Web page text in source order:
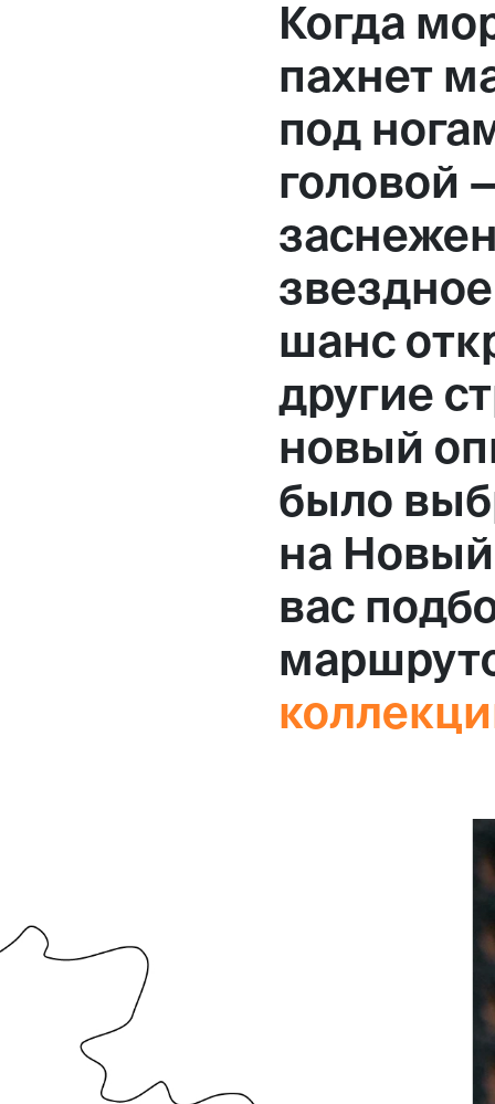
вход 10, 3 этаж, КП «Дизайн
Когда
пахнет
под
головой
шанс
другие
новый
было
на Новый
вас